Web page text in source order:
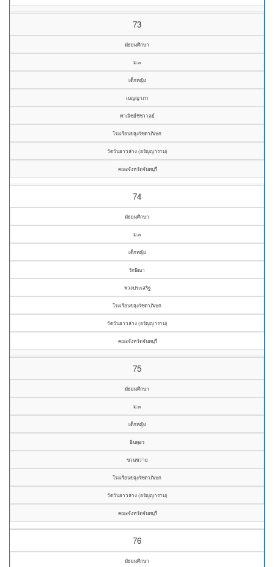
73
มัธยมศึกษา
ม.๓
เด็กหญิง
เบญญาภา
พาณิชย์ชัชวาลย์
โรงเรียนขลุงรัชดาภิเษก
วัดวันยาวล่าง (อรัญญาราม)
คณะจังหวัดจันทบุรี
74
มัธยมศึกษา
ม.๓
เด็กหญิง
รักษิณา
พวงประเสริฐ
โรงเรียนขลุงรัชดาภิเษก
วัดวันยาวล่าง (อรัญญาราม)
คณะจังหวัดจันทบุรี
75
มัธยมศึกษา
ม.๓
เด็กหญิง
อินทุอร
ขวนขวาย
โรงเรียนขลุงรัชดาภิเษก
วัดวันยาวล่าง (อรัญญาราม)
คณะจังหวัดจันทบุรี
76
มัธยมศึกษา